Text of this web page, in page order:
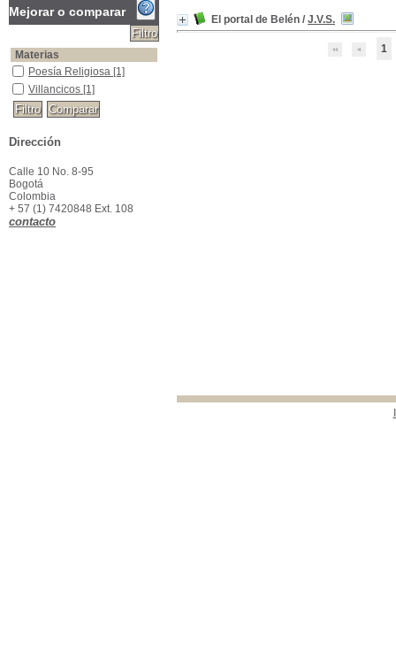
El portal de Belén / J.V.S.
1
Mejorar o comparar
Materias
Poesía Religiosa
Poesía Religiosa [1]
Villancicos
Villancicos [1]
Dirección
Calle 10 No. 8-95
Bogotá
Colombia
+ 57 (1) 7420848 Ext. 108
contacto